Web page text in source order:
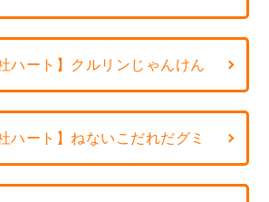
ハート】クルリンじゃんけん
ハート】ねないこだれだグミ